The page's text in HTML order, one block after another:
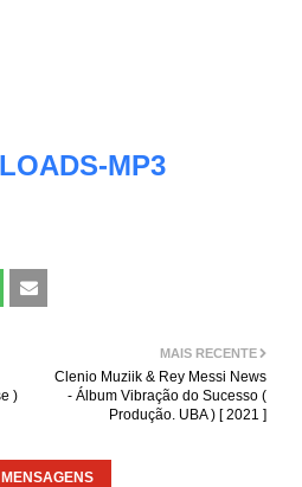
MP3
MAIS RECENTE
Clenio Muziik & Rey Messi News
- Álbum Vibração do Sucesso (
Produção. UBA ) [ 2021 ]
)